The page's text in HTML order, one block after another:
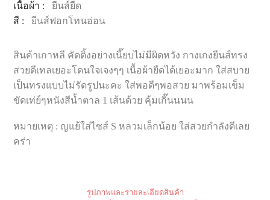
เนื้อผ้า :ยีนส์ยืด
สี :ยีนส์ฟอกโทนอ่อน
สินค้าเกาหลี คัดติ้งอย่างเนี๊ยบไม่มีผิดหวัง กางเกงยีนส์ทรง
สวยดีเทลเยอะโดนใจเจงๆๆ เนื้อผ้ายืดได้เยอะมาก ใส่สบาย
เป็นทรงแบบไม่รัดรูปนะคะ ใส่พอดีๆพอสวย มาพร้อมเข็ม
ขัดเท่ย์ๆหนังสีน้ำตาล 1 เส้นด้วย คุ้มเกิ๊นนนน
หมายเหตุ : ญแย้ใส่ไซส์ S หลวมเล็กน้อย ใส่สวยกำลังดีเลย
คร่า
รูปภาพและรายละเอียดสินค้า